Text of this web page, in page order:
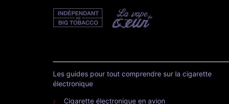
Les guides pour tout comprendre sur la cigarette
électronique
Cigarette électronique en avion